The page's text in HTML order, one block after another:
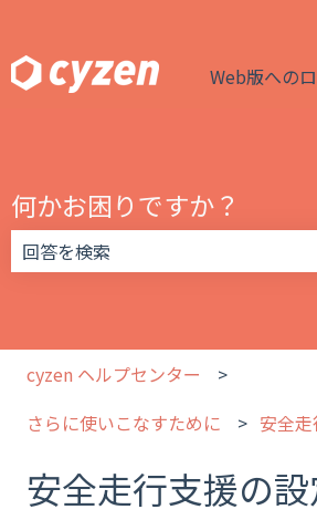
Web版への
何かお困りですか？
cyzen ヘルプセンター
さらに使いこなすために
安全
安全走行支援の